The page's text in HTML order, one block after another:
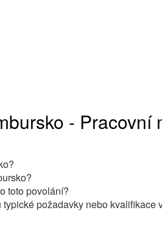
- Pracovní
toto povolání?
požadavky nebo kvalifikace